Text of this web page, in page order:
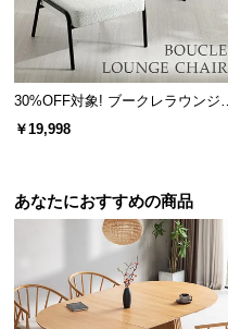
お
ら
せ
ロ
グ
企
業
30%OFF対象! ブークレラウンジチ
ェア
￥19,998
あなたにおすすめの商品